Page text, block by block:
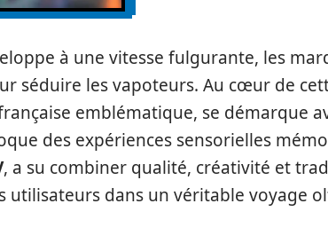
à une vitesse fulgurante, les
séduire les vapoteurs. Au cœur de
emblématique, se démarque
des expériences sensorielles
, a su combiner qualité, créativité et
dans un véritable voyage